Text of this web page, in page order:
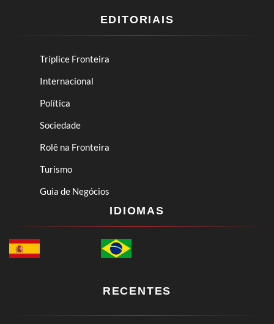
EDITORIAIS
Tríplice Fronteira
Internacional
Política
Sociedade
Rolê na Fronteira
Turismo
Guia de Negócios
IDIOMAS
RECENTES